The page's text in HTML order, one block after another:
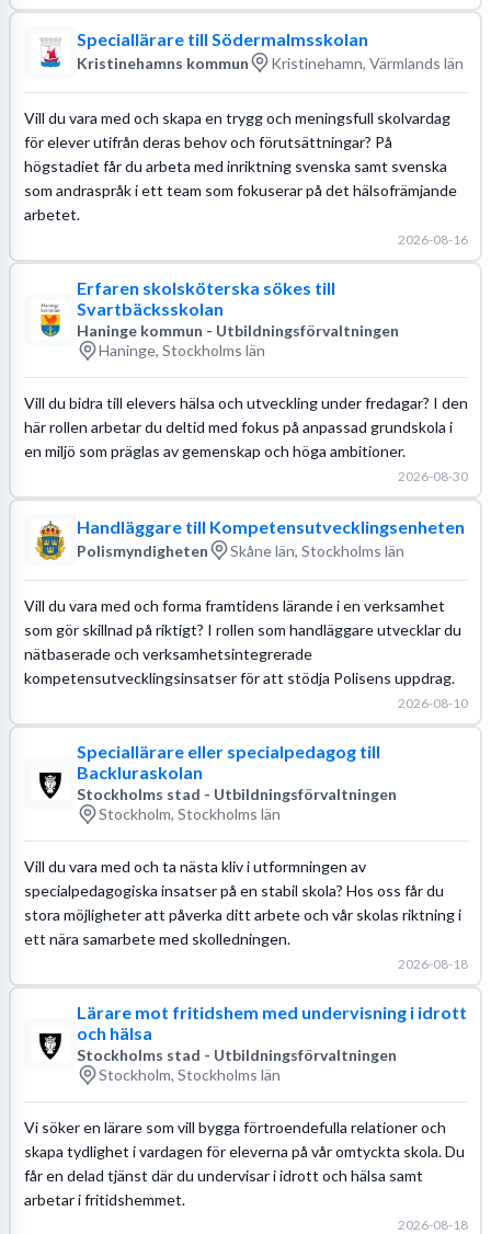
Speciallärare till Södermalmsskolan
Kristinehamns kommun Kristinehamn, Värmlands län
Vill du vara med och skapa en trygg och meningsfull skolvardag
för elever utifrån deras behov och förutsättningar? På
högstadiet får du arbeta med inriktning svenska samt svenska
som andraspråk i ett team som fokuserar på det hälsofrämjande
arbetet.
2026-08-16
Erfaren skolsköterska sökes till
Svartbäcksskolan
Haninge kommun - Utbildningsförvaltningen
Haninge, Stockholms län
Vill du bidra till elevers hälsa och utveckling under fredagar? I den
här rollen arbetar du deltid med fokus på anpassad grundskola i
en miljö som präglas av gemenskap och höga ambitioner.
2026-08-30
Handläggare till Kompetensutvecklingsenheten
Polismyndigheten Skåne län, Stockholms län
Vill du vara med och forma framtidens lärande i en verksamhet
som gör skillnad på riktigt? I rollen som handläggare utvecklar du
nätbaserade och verksamhetsintegrerade
kompetensutvecklingsinsatser för att stödja Polisens uppdrag.
2026-08-10
Speciallärare eller specialpedagog till
Backluraskolan
Stockholms stad - Utbildningsförvaltningen
Stockholm, Stockholms län
Vill du vara med och ta nästa kliv i utformningen av
specialpedagogiska insatser på en stabil skola? Hos oss får du
stora möjligheter att påverka ditt arbete och vår skolas riktning i
ett nära samarbete med skolledningen.
2026-08-18
Lärare mot fritidshem med undervisning i idrott
och hälsa
Stockholms stad - Utbildningsförvaltningen
Stockholm, Stockholms län
Vi söker en lärare som vill bygga förtroendefulla relationer och
skapa tydlighet i vardagen för eleverna på vår omtyckta skola. Du
får en delad tjänst där du undervisar i idrott och hälsa samt
arbetar i fritidshemmet.
2026-08-18